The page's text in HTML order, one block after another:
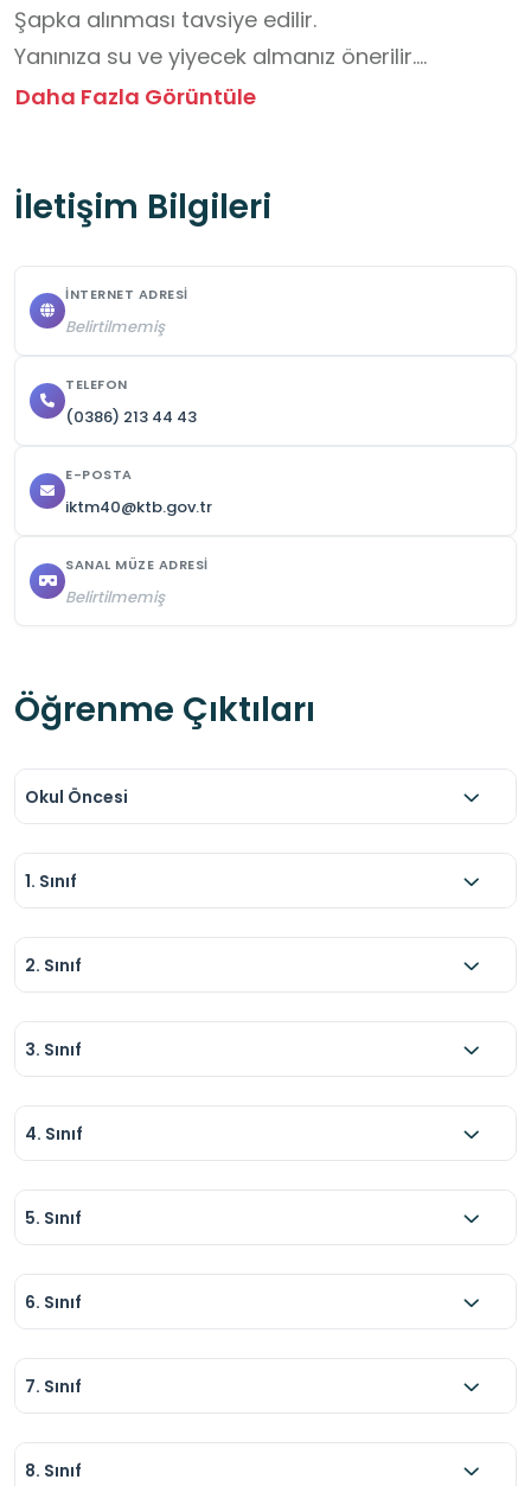
Şapka alınması tavsiye edilir.
Yanınıza su ve yiyecek almanız önerilir.
Mekan köyün 2 km yakınında olup yolu
tarzında bir yer bulunmamaktadır.
Daha Fazla Görüntüle
İletişim Bilgileri
İNTERNET ADRESI
Belirtilmemiş
TELEFON
(0386) 213 44 43
E-POSTA
iktm40@ktb.gov.tr
SANAL MÜZE ADRESI
Belirtilmemiş
Öğrenme Çıktıları
Okul Öncesi
1. Sınıf
2. Sınıf
3. Sınıf
4. Sınıf
5. Sınıf
6. Sınıf
7. Sınıf
8. Sınıf